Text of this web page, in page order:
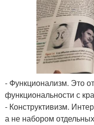
- Функционализм. Это
функциональности с
- Конструктивизм.
а не набором